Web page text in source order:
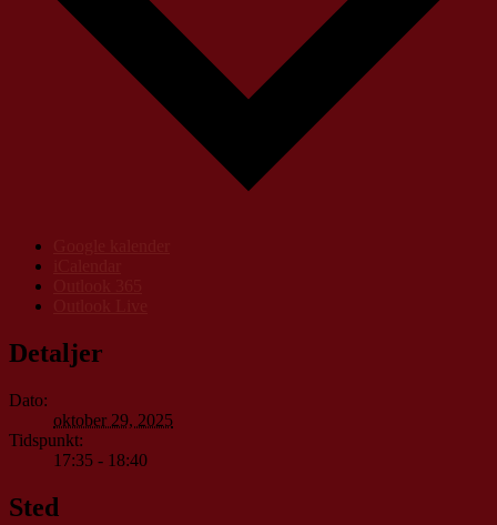
Detaljer
Dato:
oktober 29, 2025
Tidspunkt:
17:35 - 18:40
Sted